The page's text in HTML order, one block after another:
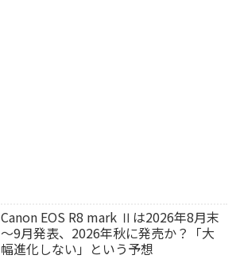
Canon EOS R8 mark Ⅱは2026年8月末
～9月発表、2026年秋に発売か？「大
幅進化しない」という予想